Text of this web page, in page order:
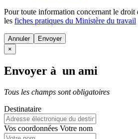
Pour toute information concernant le droit
les fiches pratiques du Ministère du travail
Annuler
×
Envoyer à un ami
Tous les champs sont obligatoires
Destinataire
Vos coordonnées Votre nom